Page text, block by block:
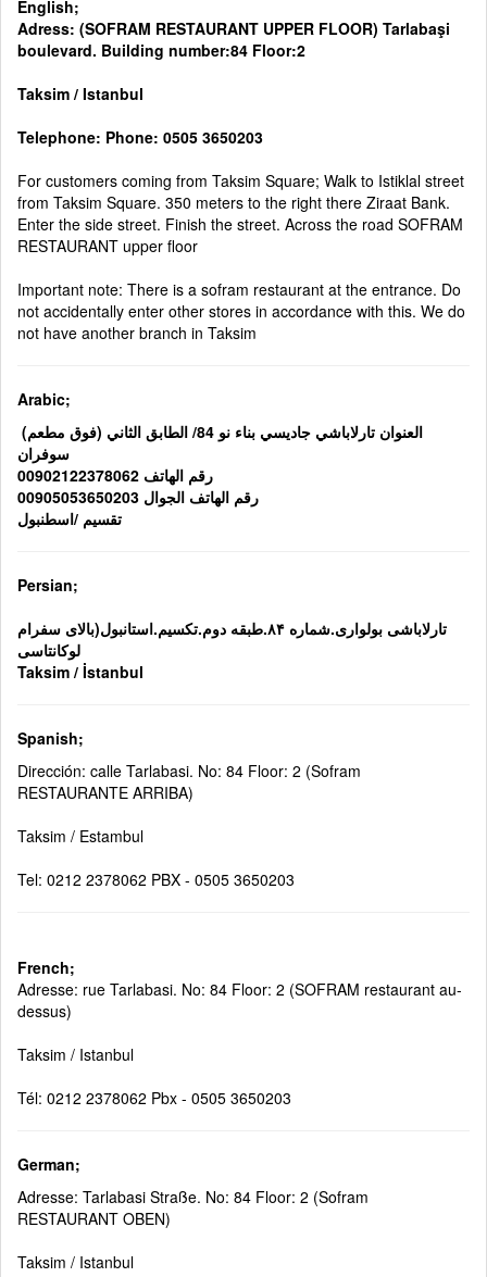
English;
Adress: (SOFRAM RESTAURANT UPPER FLOOR) Tarlabaşi
boulevard. Building number:84 Floor:2
Taksim / Istanbul
Telephone: Phone: 0505 3650203
For customers coming from Taksim Square; Walk to Istiklal street
from Taksim Square. 350 meters to the right there Ziraat Bank.
Enter the side street. Finish the street. Across the road SOFRAM
RESTAURANT upper floor
Important note: There is a sofram restaurant at the entrance. Do
not accidentally enter other stores in accordance with this. We do
not have another branch in Taksim
Arabic;
(العنوان تارلاباشي جاديسي بناء نو 84/ الطابق الثاني (فوق مطعم
رقم الهاتف الجوال 00905053650203
تقسيم /اسطنبول
Persian;
تارلاباشی بولواری.شماره ۸۴.طبقه دوم.تکسیم.استانبول(بالای سفرام
Taksim / İstanbul
Spanish;
Dirección: calle Tarlabasi. No: 84 Floor: 2 (Sofram
RESTAURANTE ARRIBA)
Taksim / Estambul
Tel: 0212 2378062 PBX - 0505 3650203
French;
Adresse: rue Tarlabasi. No: 84 Floor: 2 (SOFRAM restaurant au-
dessus)
Taksim / Istanbul
Tél: 0212 2378062 Pbx - 0505 3650203
German;
Adresse: Tarlabasi Straße. No: 84 Floor: 2 (Sofram
RESTAURANT OBEN)
Taksim / Istanbul